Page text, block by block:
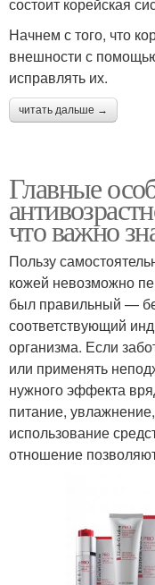
Начнем с того, что
внешности с
исправлять их.
читать дальше →
Главные
что важно
Пользу
кожей невозможно
был правильный —
соответствующий
организма. Если
или применять
нужного эффекта
питание,
использование
отношение